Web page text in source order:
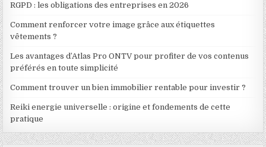
RGPD : les obligations des entreprises en 2026
Comment renforcer votre image grâce aux étiquettes
vêtements ?
Les avantages d’Atlas Pro ONTV pour profiter de vos contenus
préférés en toute simplicité
Comment trouver un bien immobilier rentable pour investir ?
Reiki energie universelle : origine et fondements de cette
pratique